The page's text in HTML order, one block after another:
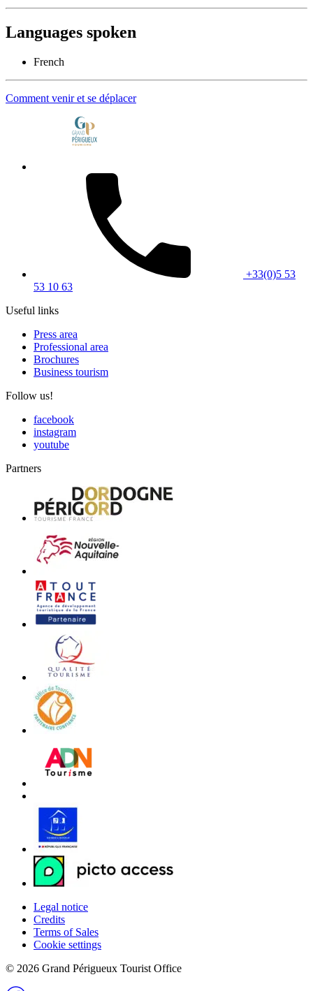
Languages spoken
French
Comment venir et se déplacer
+33(0)5 53
53 10 63
Useful links
Press area
Professional area
Brochures
Business tourism
Follow us!
facebook
instagram
youtube
Partners
Legal notice
Credits
Terms of Sales
Cookie settings
© 2026 Grand Périgueux Tourist Office